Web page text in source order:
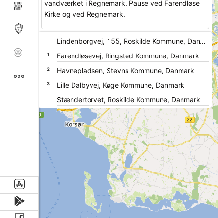
vandværket i Regnemark. Pause ved Farendløse
Kirke og ved Regnemark.
1
2
3